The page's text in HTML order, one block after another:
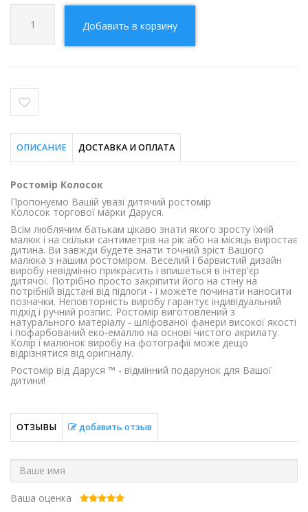
Добавить в корзину
ОПИСАНИЕ ДОСТАВКА И ОПЛАТА
Ростомір Колосок
Пропонуємо Вашій увазі дитячий ростомір
Колосок торгової марки Даруся.
Всім люблячим батькам цікаво знати якого зросту їхній
малюк і на скільки сантиметрів на рік або на місяць виростає
дитина. Ви завжди будете знати точний зріст Вашого
малюка з нашим ростоміром. Веселий і барвистий дизайн
виробу невідмінно прикрасить і впишеться в інтер'єр
дитячої. Потрібно просто закріпити його на стіну на
потрібній відстані від підлоги - і можете починати наносити
позначки. Неповторність виробу гарантує індивідуальний
підхід і ручний розпис. Ростомір виготовлений з
натурального матеріалу - шліфованої фанери високої якості
і пофарбований еко-емаллю на основі чистого акрилату.
Колір і малюнок виробу на фотографії може дещо
відрізнятися від оригіналу.
Ростомір від Даруся ™ - відмінний подарунок для Вашої
дитини!
ОТЗЫВЫ добавить отзыв
Ваша оценка